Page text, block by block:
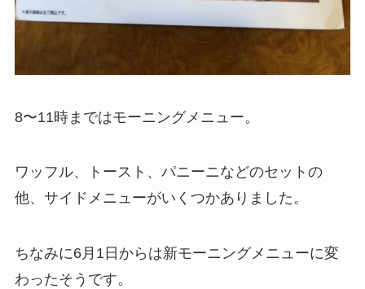
8〜11時まではモーニングメニュー。
ワッフル、トースト、パニーニなどのセットの
他、サイドメニューがいくつかありました。
ちなみに6月1日からは新モーニングメニューに変
わったそうです。